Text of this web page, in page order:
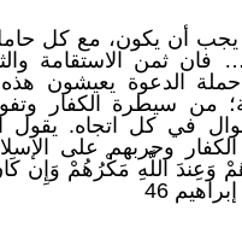
يجب أن يكون، مع كل
ثمن الاستقامة
الدعوة يعيشون
من سيطرة الكفار
في كل اتجاه.
وحربهم على
وَعِندَ اللَّهِ مَكْرُهُمْ وَإِن
46